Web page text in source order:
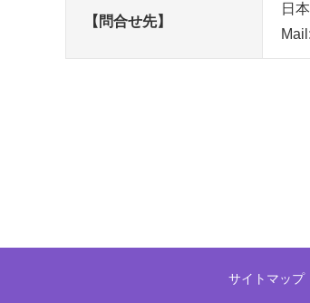
【問合せ先】
日
サイトマップ